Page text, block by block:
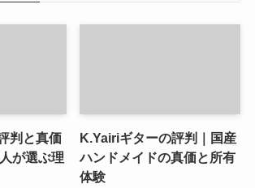
判と真価
が選ぶ理
K.Yairiギターの評判｜国産
ハンドメイドの真価と所有
体験